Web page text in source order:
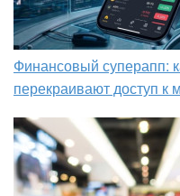
Финансовый суперапп:
перекраивают доступ